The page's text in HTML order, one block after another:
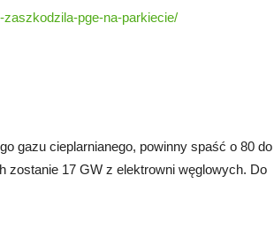
pge-na-parkiecie/
gazu cieplarnianego, powinny spaść o 80 do
zostanie 17 GW z elektrowni węglowych. Do